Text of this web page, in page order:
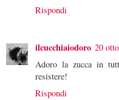
Rispondi
ilcucchiaiodoro 20
Adoro la zucca in
resistere!
Rispondi